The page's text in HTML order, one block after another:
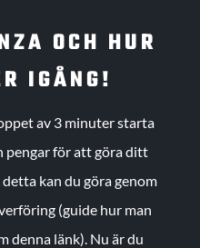
OCH HUR
IGÅNG!
av 3 minuter starta
pengar för att göra ditt
kan du göra genom
(guide hur man
denna länk). Nu är du